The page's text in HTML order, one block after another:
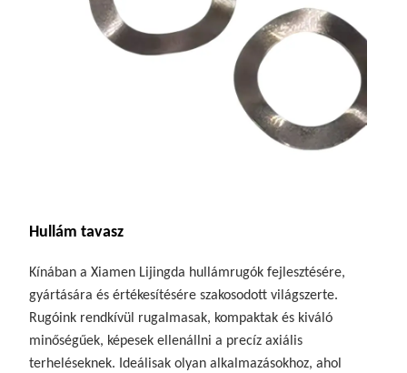
Hullám tavasz
Kínában a Xiamen Lijingda hullámrugók fejlesztésére,
gyártására és értékesítésére szakosodott világszerte.
Rugóink rendkívül rugalmasak, kompaktak és kiváló
minőségűek, képesek ellenállni a precíz axiális
terheléseknek. Ideálisak olyan alkalmazásokhoz, ahol